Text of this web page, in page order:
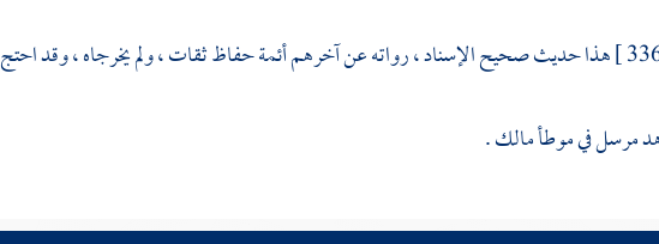
هذا حديث صحيح الإسناد ، رواته عن آخرهم أئمة حفاظ ثقات ، ولم يخرجاه ، وقد احتج
مرسل في موطأمالك.